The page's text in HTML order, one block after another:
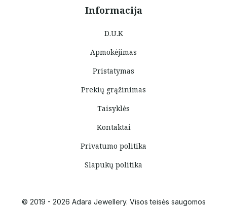
Informacija
D.U.K
Apmokėjimas
Pristatymas
Prekių grąžinimas
Taisyklės
Kontaktai
Privatumo politika
Slapukų politika
© 2019 - 2026 Adara Jewellery. Visos teisės saugomos